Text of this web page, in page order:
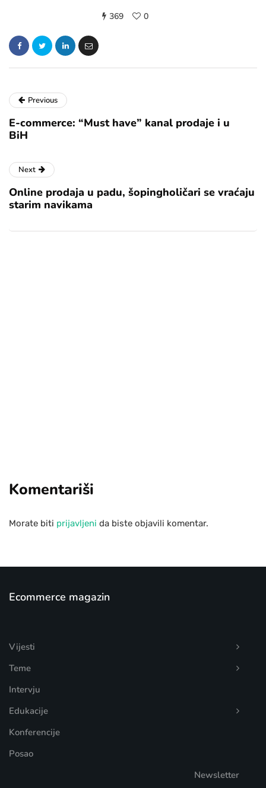
369 0
Previous
E-commerce: “Must have” kanal prodaje i u
BiH
Next
Online prodaja u padu, šopingholičari se vraćaju
starim navikama
Komentariši
Morate biti prijavljeni da biste objavili komentar.
Ecommerce magazin
Vijesti
Teme
Intervju
Edukacije
Konferencije
Posao
Newsletter